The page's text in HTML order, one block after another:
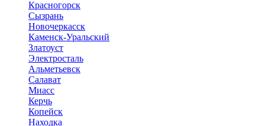
Красногорск
Сызрань
Новочеркасск
Каменск-Уральский
Златоуст
Электросталь
Альметьевск
Салават
Миасс
Керчь
Копейск
Находка